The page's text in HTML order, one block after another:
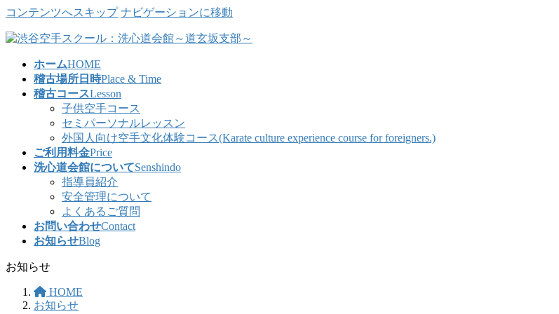
コンテンツへスキップ ナビゲーションに移動
ホームHOME
稽古場所日時Place & Time
稽古コースLesson
子供空手コース
セミパーソナルレッスン
外国人向け空手文化体験コース(Karate culture experience course for foreigners.)
ご利用料金Price
洗心道会館についてSenshindo
指導員紹介
安全管理について
よくあるご質問
お問い合わせContact
お知らせBlog
お知らせ
HOME
お知らせ